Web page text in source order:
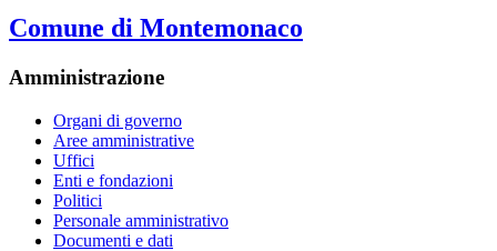
Comune di Montemonaco
Amministrazione
Organi di governo
Aree amministrative
Uffici
Enti e fondazioni
Politici
Personale amministrativo
Documenti e dati